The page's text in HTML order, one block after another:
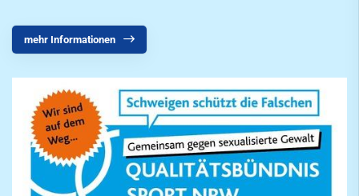
mehr Informationen